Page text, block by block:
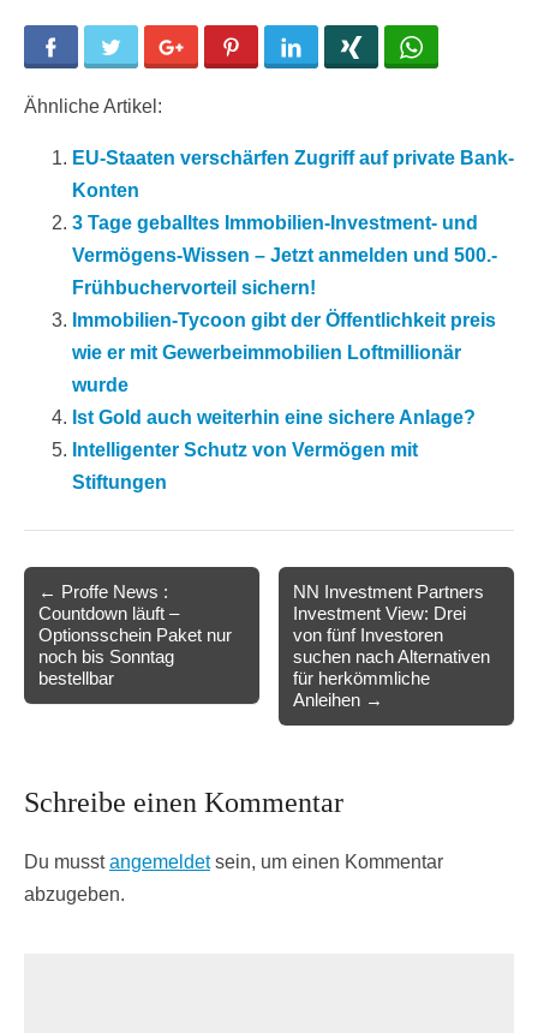
Facebook Twitter Google+ Pinterest LinkedIn
Ähnliche Artikel:
EU-Staaten verschärfen Zugriff auf private Bank-
Konten
3 Tage geballtes Immobilien-Investment- und
Vermögens-Wissen – Jetzt anmelden und 500.-
Frühbuchervorteil sichern!
Immobilien-Tycoon gibt der Öffentlichkeit preis
wie er mit Gewerbeimmobilien Loftmillionär
wurde
Ist Gold auch weiterhin eine sichere Anlage?
Intelligenter Schutz von Vermögen mit
Stiftungen
navigation
← Proffe News :
Countdown läuft –
Optionsschein Paket nur
noch bis Sonntag
bestellbar
NN Investment Partners
Investment View: Drei
von fünf Investoren
suchen nach Alternativen
für herkömmliche
Anleihen →
Schreibe einen Kommentar
Du musstangemeldetsein, um einen Kommentar
abzugeben.